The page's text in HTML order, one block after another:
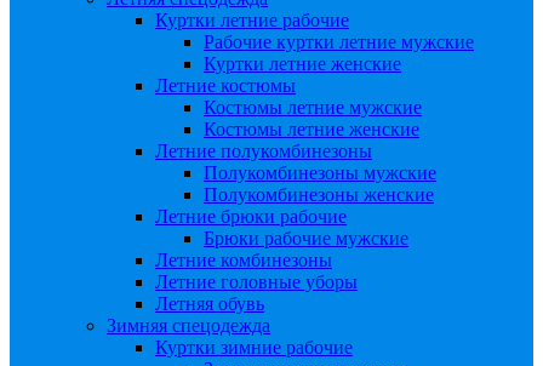
Куртки летние рабочие
Рабочие куртки летние мужские
Куртки летние женские
Летние костюмы
Костюмы летние мужские
Костюмы летние женские
Летние полукомбинезоны
Полукомбинезоны мужские
Полукомбинезоны женские
Летние брюки рабочие
Брюки рабочие мужские
Летние комбинезоны
Летние головные уборы
Летняя обувь
Зимняя спецодежда
Куртки зимние рабочие